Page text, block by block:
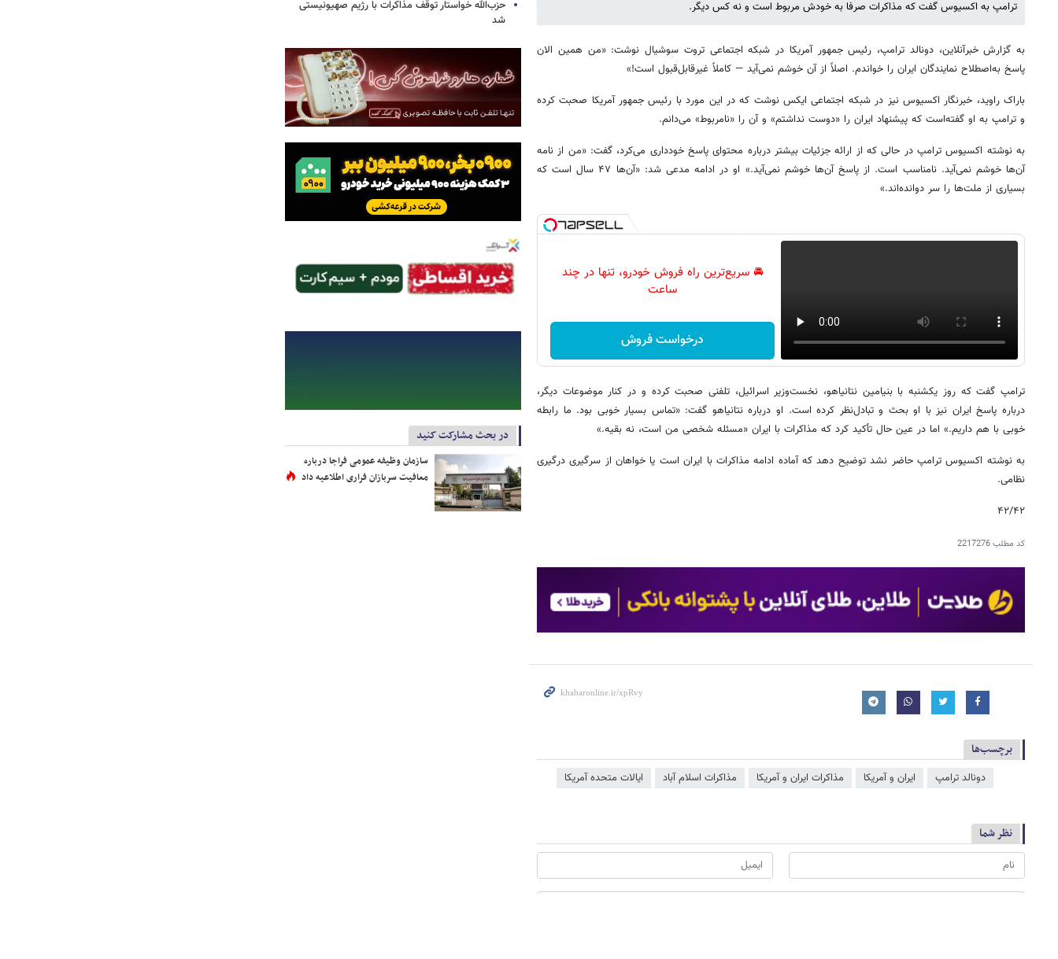
ترامپ به اکسیوس گفت که مذاکرات صرفا به خودش مربوط است و نه کس دیگر.
به گزارش خبرآنلاین، دونالد ترامپ، رئیس جمهور آمریکا در شبکه اجتماعی تروت سوشیال نوشت: «من همین الان
پاسخ به‌اصطلاح نمایندگان ایران را خواندم. اصلاً از آن خوشم نمی‌آید — کاملاً غیرقابل‌قبول است!»
باراک راوید، خبرنگار اکسیوس نیز در شبکه اجتماعی ایکس نوشت که در این مورد با رئیس جمهور آمریکا صحبت کرده
و ترامپ به او گفته‌است که پیشنهاد ایران را «دوست نداشتم» و آن را «نامربوط» می‌دانم.
به نوشته اکسیوس ترامپ در حالی که از ارائه جزئیات بیشتر درباره محتوای پاسخ خودداری می‌کرد، گفت: «من از نامه
آن‌ها خوشم نمی‌آید. نامناسب است. از پاسخ آن‌ها خوشم نمی‌آید.» او در ادامه مدعی شد: «آن‌ها ۴۷ سال است که
بسیاری از ملت‌ها را سر دوانده‌اند.»
🚘 سریع‌ترین راه فروش خودرو، تنها در چند
ساعت
درخواست فروش
ترامپ گفت که روز یکشنبه با بنیامین نتانیاهو، نخست‌وزیر اسرائیل، تلفنی صحبت کرده و در کنار موضوعات دیگر،
درباره پاسخ ایران نیز با او بحث و تبادل‌نظر کرده است. او درباره نتانیاهو گفت: «تماس بسیار خوبی بود. ما رابطه
خوبی با هم داریم.» اما در عین حال تأکید کرد که مذاکرات با ایران «مسئله شخصی من است، نه بقیه.»
به نوشته اکسیوس ترامپ حاضر نشد توضیح دهد که آماده ادامه مذاکرات با ایران است یا خواهان از سرگیری درگیری
نظامی.
۴۲/۴۲
کد مطلب2217276
برچسب‌ها
دونالد ترامپ ایران و آمریکا مذاکرات ایران و آمریکا مذاکرات اسلام آباد ایالات متحده آمریکا
نظر شما
حزب‌الله خواستار توقف مذاکرات با رژیم صهیونیستی
شد
در بحث مشارکت کنید
سازمان وظیفه عمومی فراجا درباره
معافیت سربازان فراری اطلاعیه داد